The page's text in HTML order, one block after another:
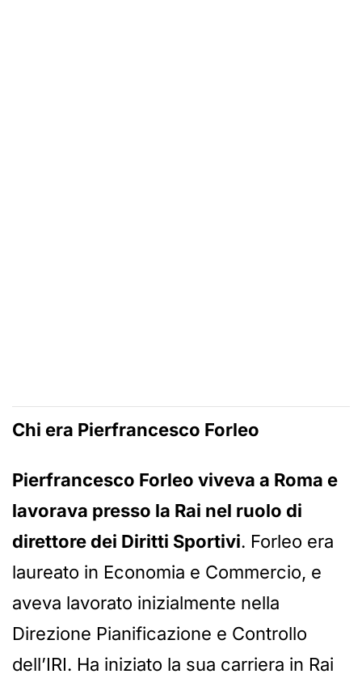
Chi era Pierfrancesco Forleo
Pierfrancesco Forleo viveva a Roma e
lavorava presso la Rai nel ruolo di
direttore dei Diritti Sportivi. Forleo era
laureato in Economia e Commercio, e
aveva lavorato inizialmente nella
Direzione Pianificazione e Controllo
dell’IRI. Ha iniziato la sua carriera in Rai